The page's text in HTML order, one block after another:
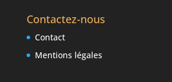
Contactez-nous
Contact
Mentions légales